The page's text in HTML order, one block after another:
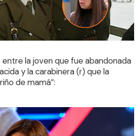
y la carabinera (r) que la
de mamá”:
la joven que fue abandonada
y la carabinera (r) que la
de mamá”: